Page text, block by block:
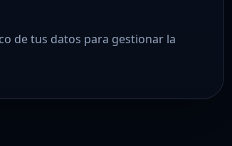
de tus datos para gestionar la